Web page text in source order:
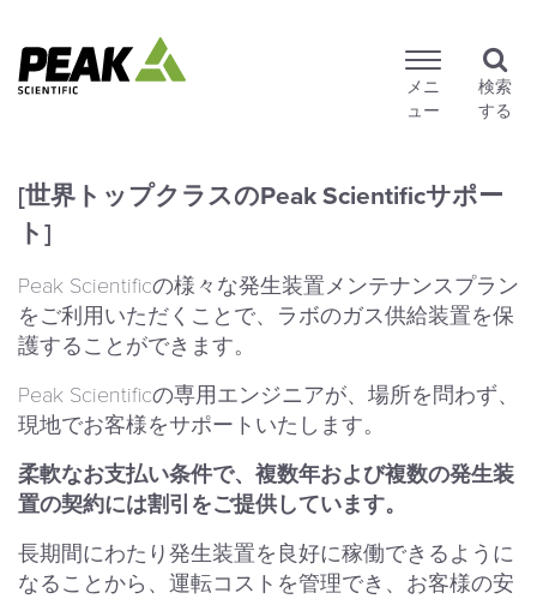
メニ
ュー
検索
する
[世界トップクラスのPeak Scientificサポー
ト]
Peak Scientificの様々な発生装置メンテナンスプラン
をご利用いただくことで、ラボのガス供給装置を保
護することができます。
Peak Scientificの専用エンジニアが、場所を問わず、
現地でお客様をサポートいたします。
柔軟なお支払い条件で、複数年および複数の発生装
置の契約には割引をご提供しています。
長期間にわたり発生装置を良好に稼働できるように
なることから、運転コストを管理でき、お客様の安